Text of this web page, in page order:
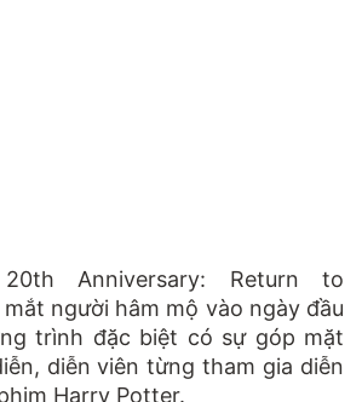
Anniversary: Return to
người hâm mộ vào ngày đầu
trình đặc biệt có sự góp mặt
diễn viên từng tham gia diễn
Harry Potter.